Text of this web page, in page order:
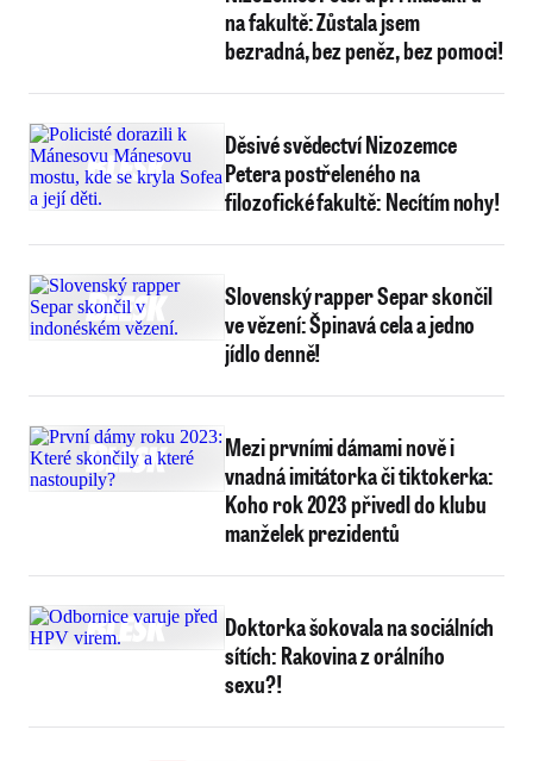
na fakultě: Zůstala jsem
bezradná, bez peněz, bez pomoci!
Děsivé svědectví Nizozemce
Petera postřeleného na
filozofické fakultě: Necítím nohy!
Slovenský rapper Separ skončil
ve vězení: Špinavá cela a jedno
jídlo denně!
Mezi prvními dámami nově i
vnadná imitátorka či tiktokerka:
Koho rok 2023 přivedl do klubu
manželek prezidentů
Doktorka šokovala na sociálních
sítích: Rakovina z orálního
sexu?!